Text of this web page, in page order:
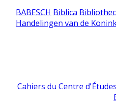
BABESCH Biblica
Handelingen van de
Cahiers du Centre